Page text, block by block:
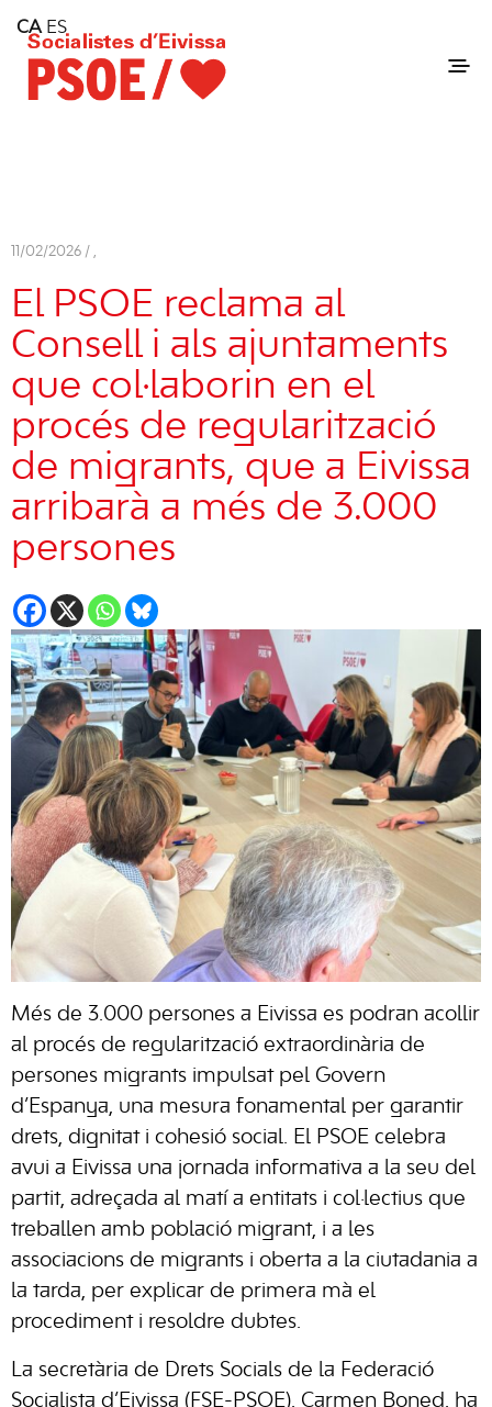
Consell Insular d'Eivissa
Services
Contact
11/02/2026 / ,
El PSOE reclama al
Consell i als ajuntaments
que col·laborin en el
procés de regularització
de migrants, que a Eivissa
arribarà a més de 3.000
persones
Més de 3.000 persones a Eivissa es podran acollir
al procés de regularització extraordinària de
persones migrants impulsat pel Govern
d’Espanya, una mesura fonamental per garantir
drets, dignitat i cohesió social. El PSOE celebra
avui a Eivissa una jornada informativa a la seu del
partit, adreçada al matí a entitats i col·lectius que
treballen amb població migrant, i a les
associacions de migrants i oberta a la ciutadania a
la tarda, per explicar de primera mà el
procediment i resoldre dubtes.
La secretària de Drets Socials de la Federació
Socialista d’Eivissa (FSE-PSOE), Carmen Boned, ha
CA ES